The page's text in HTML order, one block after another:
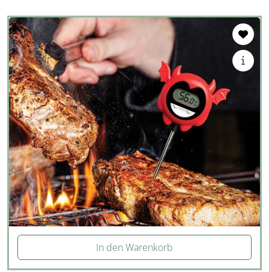
In den Warenkorb